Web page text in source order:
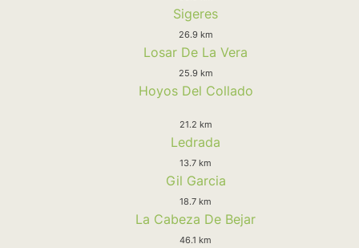
Sigeres
26.9 km
Losar De La Vera
25.9 km
Hoyos Del Collado
21.2 km
Ledrada
13.7 km
Gil Garcia
18.7 km
La Cabeza De Bejar
46.1 km